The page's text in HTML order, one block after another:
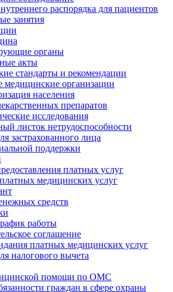
распорядка для пациентов
занятия
органы
акты
стандарты и рекомендации
медицинские организации
населения
препаратов
исследования
листок нетрудоспособности
застрахованного лица
поддержки
платных услуг
медицинских услуг
средств
работы
соглашение
платных медицинских услуг
налогового вычета
помощи по ОМС
граждан в сфере охраны